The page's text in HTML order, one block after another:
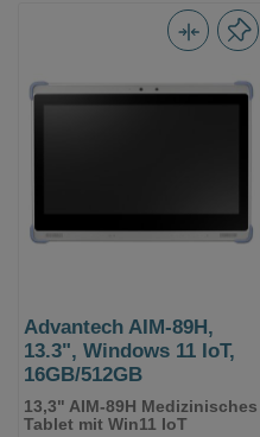
Advantech AIM-89H,
13.3", Windows 11 IoT,
16GB/512GB
13,3" AIM-89H Medizinisches
Tablet mit Win11 IoT